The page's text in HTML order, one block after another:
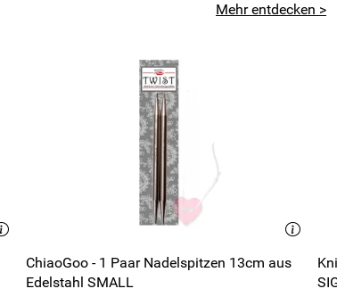
Mehr entdecken >
ChiaoGoo - 1 Paar Nadelspitzen 13cm aus
Edelstahl SMALL